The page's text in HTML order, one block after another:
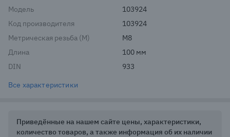
Модель
103924
Код производителя
103924
Метрическая резьба (М)
М8
Длина
100 мм
DIN
933
Все характеристики
Приведённые на нашем сайте цены, характеристики,
количество товаров, а также информация об их наличии